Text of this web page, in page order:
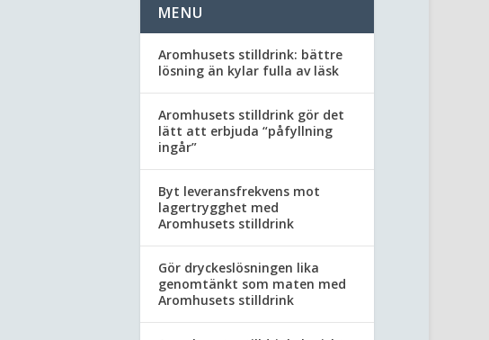
MENU
Aromhusets stilldrink: bättre
lösning än kylar fulla av läsk
Aromhusets stilldrink gör det
lätt att erbjuda “påfyllning
ingår”
Byt leveransfrekvens mot
lagertrygghet med
Aromhusets stilldrink
Gör dryckeslösningen lika
genomtänkt som maten med
Aromhusets stilldrink